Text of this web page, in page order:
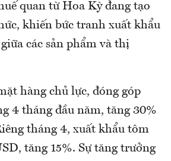
quan từ Hoa Kỳ đang tạo
khiến bức tranh xuất khẩu
các sản phẩm và thị
hàng chủ lực, đóng góp
4 tháng đầu năm, tăng 30%
tháng 4, xuất khẩu tôm
tăng 15%. Sự tăng trưởng